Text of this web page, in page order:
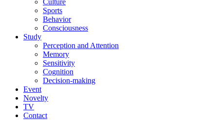
Culture
Sports
Behavior
Consciousness
Study
Perception and Attention
Memory
Sensitivity
Cognition
Decision-making
Event
Novelty
TV
Contact